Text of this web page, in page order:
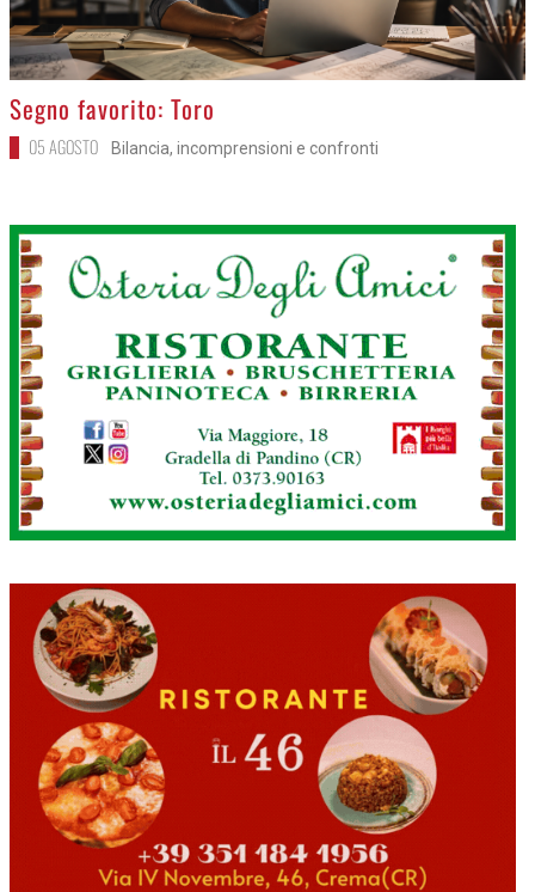
>
Segno favorito: Toro
05 AGOSTO Bilancia, incomprensioni e confronti